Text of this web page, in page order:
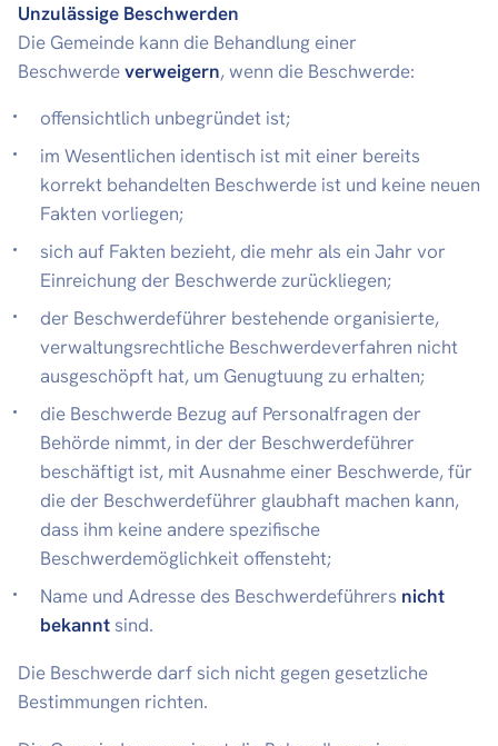
Unzulässige Beschwerden
Die Gemeinde kann die Behandlung einer
Beschwerdeverweigern, wenn die Beschwerde:
offensichtlich unbegründet ist;
im Wesentlichen identisch ist mit einer bereits
korrekt behandelten Beschwerde ist und keine neuen
Fakten vorliegen;
sich auf Fakten bezieht, die mehr als ein Jahr vor
Einreichung der Beschwerde zurückliegen;
der Beschwerdeführer bestehende organisierte,
verwaltungsrechtliche Beschwerdeverfahren nicht
ausgeschöpft hat, um Genugtuung zu erhalten;
die Beschwerde Bezug auf Personalfragen der
Behörde nimmt, in der der Beschwerdeführer
beschäftigt ist, mit Ausnahme einer Beschwerde, für
die der Beschwerdeführer glaubhaft machen kann,
dass ihm keine andere spezifische
Beschwerdemöglichkeit offensteht;
Name und Adresse des Beschwerdeführers nicht
bekanntsind.
Die Beschwerde darf sich nicht gegen gesetzliche
Bestimmungen richten.